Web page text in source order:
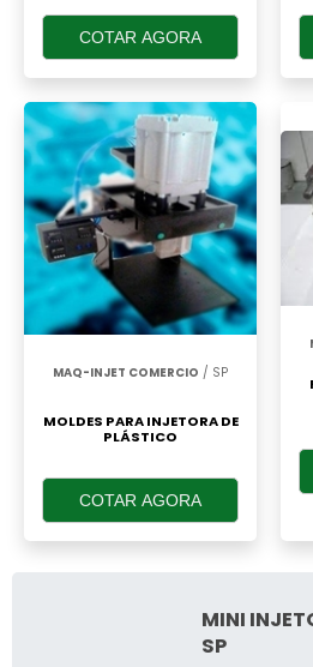
COTAR AGORA
MAQ-INJET COMERCIO / SP
MOLDES PARA INJETORA DE
PLÁSTICO
COTAR AGORA
MINI
SP